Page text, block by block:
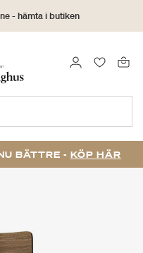
- hämta i butiken
LOGGA IN
BÄTTRE - KÖP HÄR